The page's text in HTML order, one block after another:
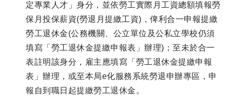
定專業人才」身分，並依勞工實際月工資總額填報勞
保月投保薪資(勞退月提繳工資)，俾利合一申報提繳
勞工退休金(公務機關、公立單位及公私立學校仍須
填寫「勞工退休金提繳申報表」辦理)；至未於合一
表註明該身分，雇主應填寫「勞工退休金提繳申報
表」辦理，或至本局e化服務系統勞退申辦專區，申
報自到職日起提繳勞工退休金。